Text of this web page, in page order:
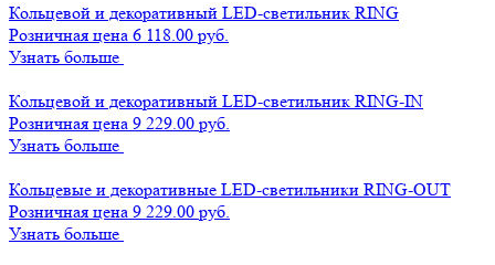
Кольцевой и декоративный LED-светильник RING
Розничная цена 6 118.00 руб.
Узнать больше
Кольцевой и декоративный LED-светильник RING-IN
Розничная цена 9 229.00 руб.
Узнать больше
Кольцевые и декоративные LED-светильники RING-OUT
Розничная цена 9 229.00 руб.
Узнать больше